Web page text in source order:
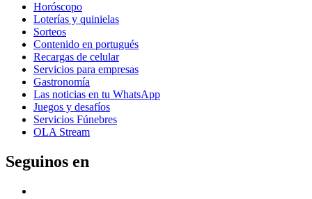
Horóscopo
Loterías y quinielas
Sorteos
Contenido en portugués
Recargas de celular
Servicios para empresas
Gastronomía
Las noticias en tu WhatsApp
Juegos y desafíos
Servicios Fúnebres
OLA Stream
Seguinos en